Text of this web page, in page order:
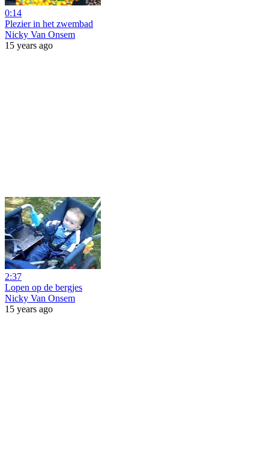
0:14
Plezier in het zwembad
Nicky Van Onsem
15 years ago
2:37
Lopen op de bergjes
Nicky Van Onsem
15 years ago